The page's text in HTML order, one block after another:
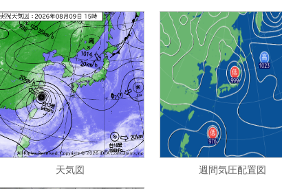
天気図 週間気圧配置図